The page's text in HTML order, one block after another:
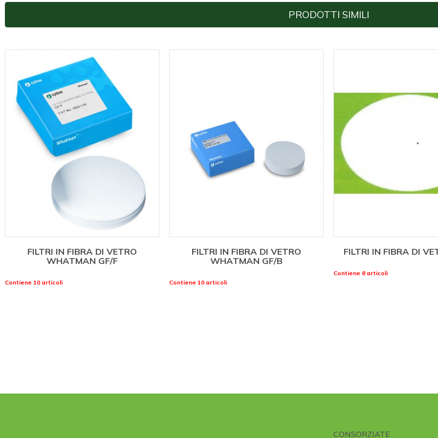
PRODOTTI SIMILI
FILTRI IN FIBRA DI VETRO
WHATMAN GF/F
Contiene 10 articoli
FILTRI IN FIBRA DI VETRO
WHATMAN GF/B
Contiene 10 articoli
FILTRI IN FIBRA DI
Contiene 8 articoli
CONSORZIATE